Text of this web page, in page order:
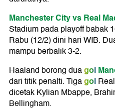
Manchester City vs Real
Stadium pada playoff babak
Rabu (12/2) dini hari WIB.
mampu berbalik 3-2.
Haaland borong duagol
dari titik penalti. Tigagol
dicetak Kylian Mbappe,
Bellingham.